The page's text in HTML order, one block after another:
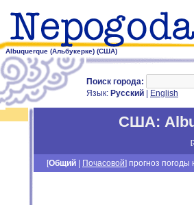
Albuquerque (Альбукерке) (США)
Поиск города:
Язык: Русский English
США:
[
[Общий Почасовой] прогноз погоды